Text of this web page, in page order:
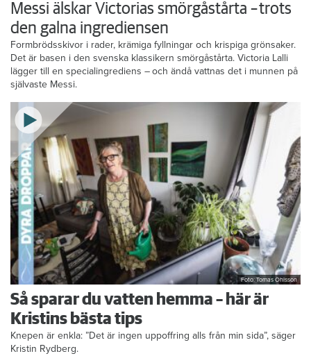
Messi älskar Victorias smörgåstårta – trots
den galna ingrediensen
Formbrödsskivor i rader, krämiga fyllningar och krispiga grönsaker.
Det är basen i den svenska klassikern smörgåstårta. Victoria Lalli
lägger till en specialingrediens – och ändå vattnas det i munnen på
självaste Messi.
Foto: Tomas Ohlsson
Så sparar du vatten hemma – här är
Kristins bästa tips
Knepen är enkla: ”Det är ingen uppoffring alls från min sida”, säger
Kristin Rydberg.